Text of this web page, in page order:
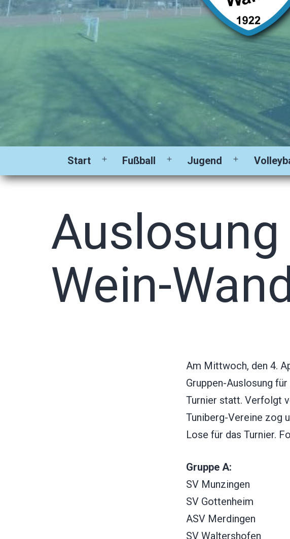
Start
Menü
öffnen
Fußball
Menü
öffnen
Jugend
Menü
öffnen
Wein-
Am Mittwoch, den 4.
Gruppen-Auslosung
Turnier statt. Verfolgt
Tuniberg-Vereine zog
Lose für das Turnier.
Gruppe A:
SV Munzingen
SV Gottenheim
ASV Merdingen
SV Waltershofen